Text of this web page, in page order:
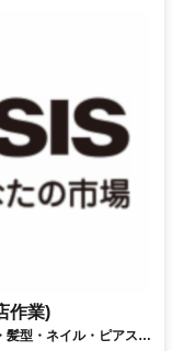
作業)
髪型・ネイル・ピアス自